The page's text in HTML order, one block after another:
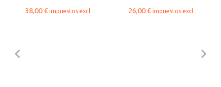
38,00€ impuestos excl. 26,00€ impuestos excl.